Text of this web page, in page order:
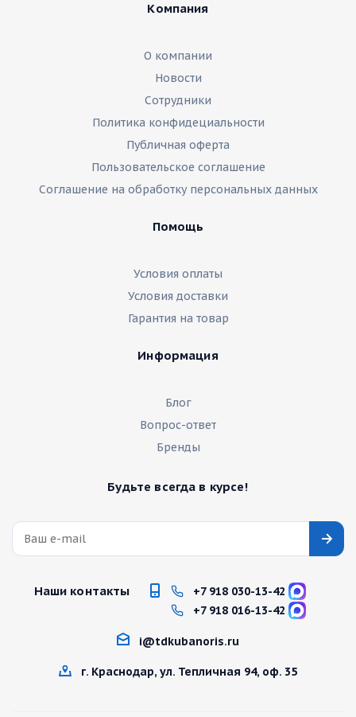
Компания
О компании
Новости
Сотрудники
Политика конфидециальности
Публичная оферта
Пользовательское соглашение
Соглашение на обработку персональных данных
Помощь
Условия оплаты
Условия доставки
Гарантия на товар
Информация
Блог
Вопрос-ответ
Бренды
Будьте всегда в курсе!
Наши контакты
+7 918 030-13-42
+7 918 016-13-42
i@tdkubanoris.ru
г. Краснодар, ул. Тепличная 94, оф. 35